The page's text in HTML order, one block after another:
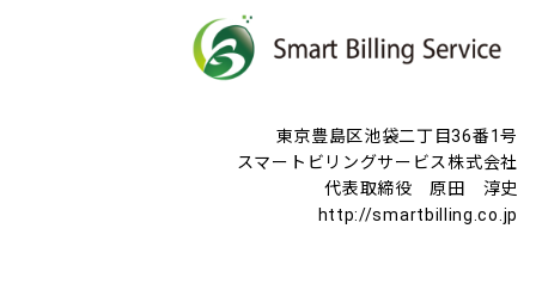
東京豊島区池袋二丁目36番1号
スマートビリングサービス株式会社
代表取締役 原田 淳史
http://smartbilling.co.jp